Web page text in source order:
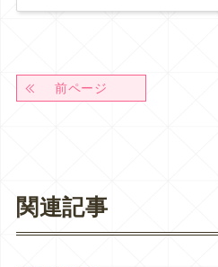
前ページ
関連記事